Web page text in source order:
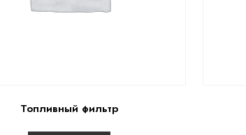
Топливный фильтр